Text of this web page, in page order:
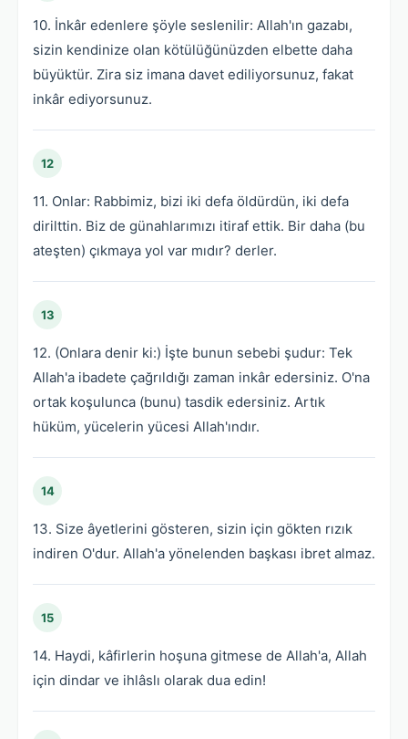
10. İnkâr edenlere şöyle seslenilir: Allah'ın gazabı,
sizin kendinize olan kötülüğünüzden elbette daha
büyüktür. Zira siz imana davet ediliyorsunuz, fakat
inkâr ediyorsunuz.
12
11. Onlar: Rabbimiz, bizi iki defa öldürdün, iki defa
dirilttin. Biz de günahlarımızı itiraf ettik. Bir daha (bu
ateşten) çıkmaya yol var mıdır? derler.
13
12. (Onlara denir ki:) İşte bunun sebebi şudur: Tek
Allah'a ibadete çağrıldığı zaman inkâr edersiniz. O'na
ortak koşulunca (bunu) tasdik edersiniz. Artık
hüküm, yücelerin yücesi Allah'ındır.
14
13. Size âyetlerini gösteren, sizin için gökten rızık
indiren O'dur. Allah'a yönelenden başkası ibret almaz.
15
14. Haydi, kâfirlerin hoşuna gitmese de Allah'a, Allah
için dindar ve ihlâslı olarak dua edin!